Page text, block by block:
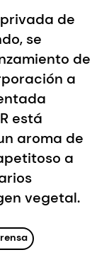
de
se
de
a
está
aroma de
a
vegetal.